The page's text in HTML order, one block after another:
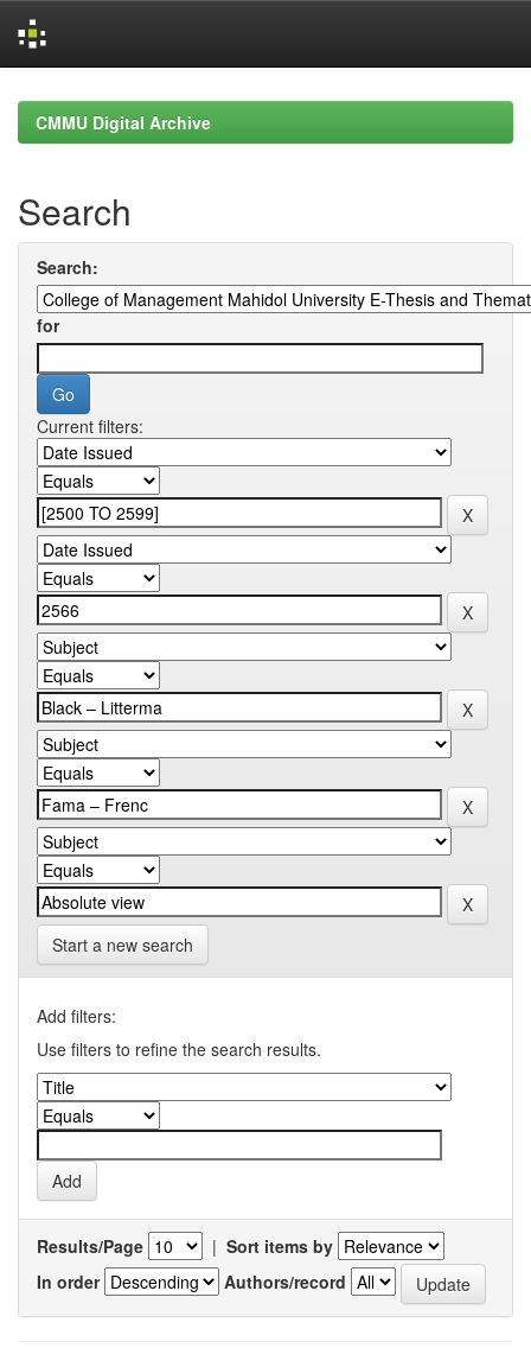
navigationCMMU Digital Archive
Search
Search:
for
Current filters:
Start a new search
Add filters:
Use filters to refine the search results.
Results/Page | Sort items by
In order
Authors/record